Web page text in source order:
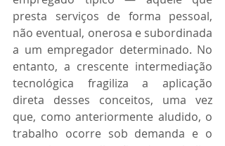
presta serviços de forma pessoal,
não eventual, onerosa e subordinada
a um empregador determinado. No
entanto, a crescente intermediação
tecnológica fragiliza a aplicação
direta desses conceitos, uma vez
que, como anteriormente aludido, o
trabalho ocorre sob demanda e o